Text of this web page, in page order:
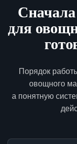
для
Порядок
овощного
а понятную